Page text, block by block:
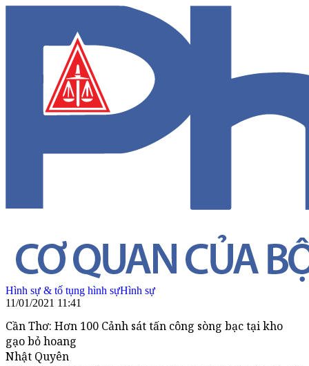
Hình sự & tố tụng hình sựHình sự
11/01/2021 11:41
Cần Thơ: Hơn 100 Cảnh sát tấn công sòng bạc tại kho
gạo bỏ hoang
Nhật Quyên